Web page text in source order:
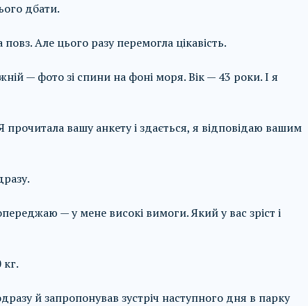
дбати.
Але цього разу перемогла цікавість.
— фото зі спини на фоні моря. Вік — 43 роки. І я
прочитала вашу анкету і здається, я відповідаю вашим
— у мене високі вимоги. Який у вас зріст і
кг.
й запропонував зустріч наступного дня в парку